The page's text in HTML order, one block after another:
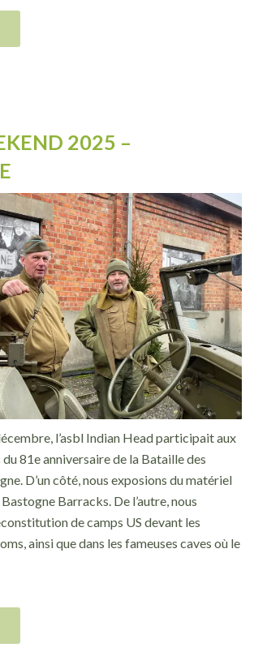
2025 –
l’asbl Indian Head participait aux
81e anniversaire de la Bataille des
D’un côté, nous exposions du matériel
Barracks. De l’autre, nous
de camps US devant les
ainsi que dans les fameuses caves où le